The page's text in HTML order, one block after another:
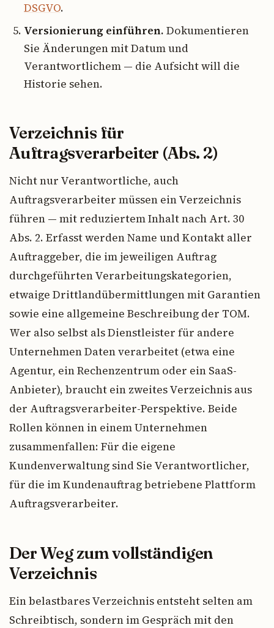
DSGVO.
Versionierung einführen. Dokumentieren
Sie Änderungen mit Datum und
Verantwortlichem — die Aufsicht will die
Historie sehen.
Verzeichnis für
Auftragsverarbeiter (Abs. 2)
Nicht nur Verantwortliche, auch
Auftragsverarbeiter müssen ein Verzeichnis
führen — mit reduziertem Inhalt nach Art. 30
Abs. 2. Erfasst werden Name und Kontakt aller
Auftraggeber, die im jeweiligen Auftrag
durchgeführten Verarbeitungskategorien,
etwaige Drittlandübermittlungen mit Garantien
sowie eine allgemeine Beschreibung der TOM.
Wer also selbst als Dienstleister für andere
Unternehmen Daten verarbeitet (etwa eine
Agentur, ein Rechenzentrum oder ein SaaS-
Anbieter), braucht ein zweites Verzeichnis aus
der Auftragsverarbeiter-Perspektive. Beide
Rollen können in einem Unternehmen
zusammenfallen: Für die eigene
Kundenverwaltung sind Sie Verantwortlicher,
für die im Kundenauftrag betriebene Plattform
Auftragsverarbeiter.
Der Weg zum vollständigen
Verzeichnis
Ein belastbares Verzeichnis entsteht selten am
Schreibtisch, sondern im Gespräch mit den